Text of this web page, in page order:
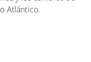
Atlántico.